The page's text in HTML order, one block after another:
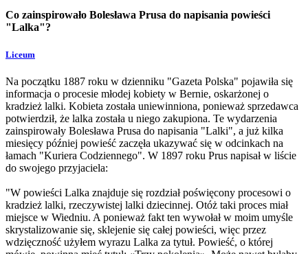
Co zainspirowało Bolesława Prusa do napisania powieści
"Lalka"?
Liceum
Na początku 1887 roku w dzienniku "Gazeta Polska" pojawiła się
informacja o procesie młodej kobiety w Bernie, oskarżonej o
kradzież lalki. Kobieta została uniewinniona, ponieważ sprzedawca
potwierdził, że lalka została u niego zakupiona. Te wydarzenia
zainspirowały Bolesława Prusa do napisania "Lalki", a już kilka
miesięcy później powieść zaczęła ukazywać się w odcinkach na
łamach "Kuriera Codziennego". W 1897 roku Prus napisał w liście
do swojego przyjaciela:
"W powieści Lalka znajduje się rozdział poświęcony procesowi o
kradzież lalki, rzeczywistej lalki dziecinnej. Otóż taki proces miał
miejsce w Wiedniu. A ponieważ fakt ten wywołał w moim umyśle
skrystalizowanie się, sklejenie się całej powieści, więc przez
wdzięczność użyłem wyrazu Lalka za tytuł. Powieść, o której